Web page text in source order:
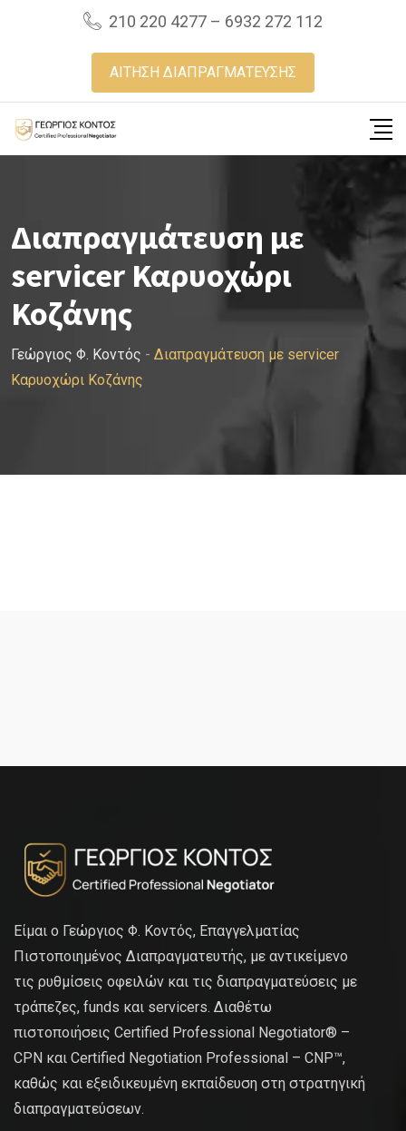
210 220 4277 – 6932 272 112
ΑΙΤΗΣΗ ΔΙΑΠΡΑΓΜΑΤΕΥΣΗΣ
Διαπραγμάτευση με
servicer Καρυοχώρι
Κοζάνης
Γεώργιος Φ. Κοντός - Διαπραγμάτευση με servicer
Καρυοχώρι Κοζάνης
Είμαι ο Γεώργιος Φ. Κοντός, Επαγγελματίας
Πιστοποιημένος Διαπραγματευτής, με αντικείμενο
τις ρυθμίσεις οφειλών και τις διαπραγματεύσεις με
τράπεζες, funds και servicers. Διαθέτω
πιστοποιήσεις Certified Professional Negotiator® –
CPN και Certified Negotiation Professional – CNP™,
καθώς και εξειδικευμένη εκπαίδευση στη στρατηγική
διαπραγματεύσεων.